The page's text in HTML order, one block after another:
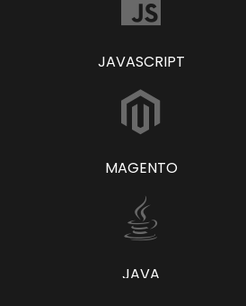
JAVASCRIPT
MAGENTO
JAVA